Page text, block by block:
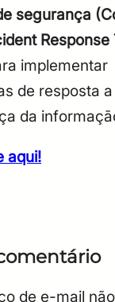
segurança
Response
implementar
de resposta
da
aqui!
de e-mail